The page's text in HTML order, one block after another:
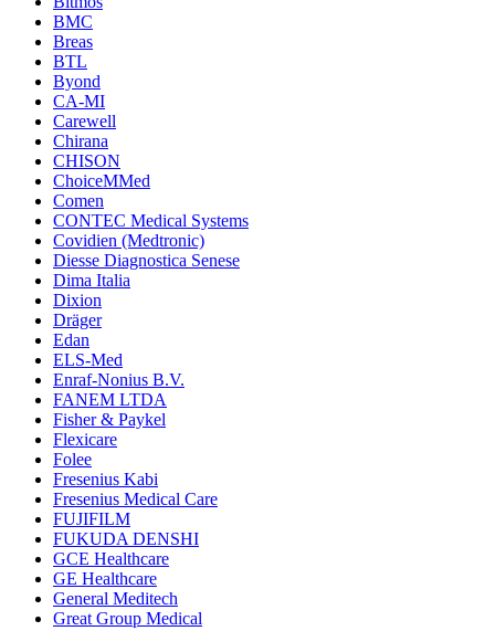
BMC
Breas
BTL
Byond
CA-MI
Carewell
Chirana
CHISON
ChoiceMMed
Comen
CONTEC Medical Systems
Covidien (Medtronic)
Diesse Diagnostica Senese
Dima Italia
Dixion
Dräger
Edan
ELS-Med
Enraf-Nonius B.V.
FANEM LTDA
Fisher & Paykel
Flexicare
Folee
Fresenius Kabi
Fresenius Medical Care
FUJIFILM
FUKUDA DENSHI
GCE Healthcare
GE Healthcare
General Meditech
Great Group Medical